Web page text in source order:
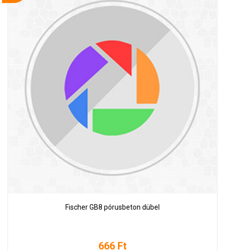
Fischer GB8 pórusbeton dübel
666 Ft